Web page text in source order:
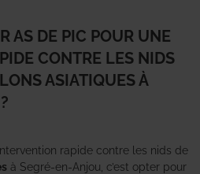
AS DE PIC POUR UNE
CONTRE LES NIDS
ASIATIQUES À
rapide contre les nids de
à Segré-en-Anjou, c’est opter pour